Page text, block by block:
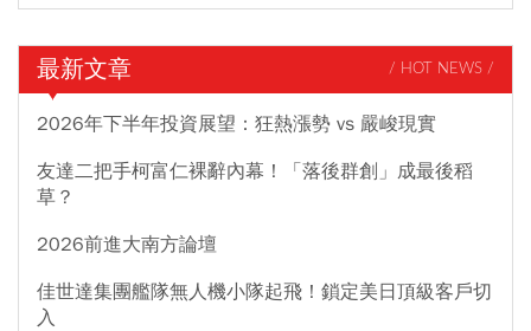
最新文章 / HOT NEWS /
2026年下半年投資展望：狂熱漲勢 vs 嚴峻現實
友達二把手柯富仁裸辭內幕！「落後群創」成最後稻
草？
2026前進大南方論壇
佳世達集團艦隊無人機小隊起飛！鎖定美日頂級客戶切
入